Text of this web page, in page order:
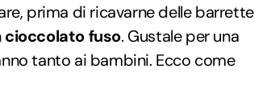
prima di ricavarne delle barrette
cioccolato fuso. Gustale per una
tanto ai bambini. Ecco come